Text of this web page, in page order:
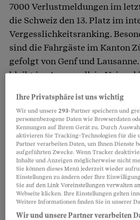
7000 Verlustmeldungen im
die Schweiz den 13. Platz im
Vergesslichkeitsranking.
sind die Fahrgäste im Kanton
gefolgt von Genf und
bleibt im Appenzell, in Uri und
Partnerinhalte
Ihre Privatsphäre ist uns wichtig
Wir und unsere293-Partner speichern und
personenbezogene Daten wie Browserdaten
Kennungen auf Ihrem Gerät zu. Durch
aktivieren Sie Tracking-Technologien für die
Partner verarbeiten Daten, um Ihnen Dienste
aufgeführten Zwecke. Wenn Tracker
Inhalte und Anzeigen möglicherweise nicht
Sie können dieses Menü jederzeit wieder
Einstellungen zu ändern oder Ihre
Sie auf den Link Voreinstellungen verwalten
Webseite klicken. Ihre Einstellungen gelten
Weitere Informationen finden Sie in unserer
Wir und unsere Partner verarbeiten